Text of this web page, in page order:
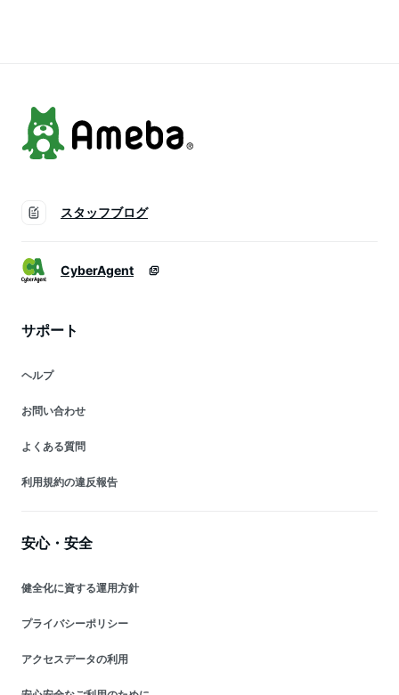
スタッフブログ
CyberAgent
サポート
ヘルプ
お問い合わせ
よくある質問
利用規約の違反報告
安心・安全
健全化に資する運用方針
プライバシーポリシー
アクセスデータの利用